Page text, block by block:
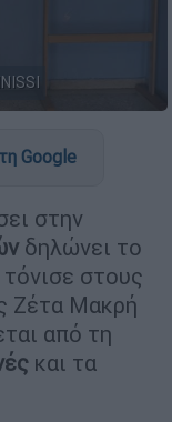
Google
στην
δηλώνει το
στους
Ζέτα Μακρή
από τη
και τα